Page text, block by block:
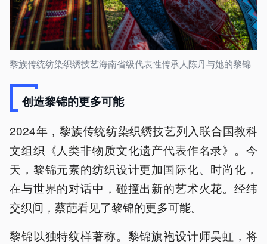
黎族传统纺染织绣技艺海南省级代表性传承人陈丹与她的黎锦
创造黎锦的更多可能
2024年，黎族传统纺染织绣技艺列入联合国教科
文组织《人类非物质文化遗产代表作名录》。今
天，黎锦元素的纺织设计更加国际化、时尚化，
在与世界的对话中，碰撞出新的艺术火花。经纬
交织间，蔡葩看见了黎锦的更多可能。
黎锦以独特纹样著称。黎锦旗袍设计师吴虹，将